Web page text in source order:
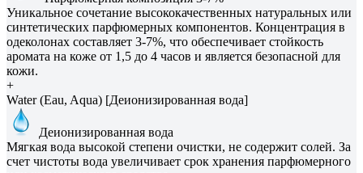
Уникальное сочетание высококачественных натуральных или
синтетических парфюмерных компонентов. Концентрация в
одеколонах составляет 3-7%, что обеспечивает стойкость
аромата на коже от 1,5 до 4 часов и является безопасной для
кожи.
+
Water (Eau, Aqua) [Деионизированная вода]
Деионизированная вода
Мягкая вода высокой степени очистки, не содержит солей. За
счет чистоты вода увеличивает срок хранения парфюмерного